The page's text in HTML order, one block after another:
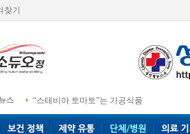
찾기
스 “스테비아 토마토”는 가공식품